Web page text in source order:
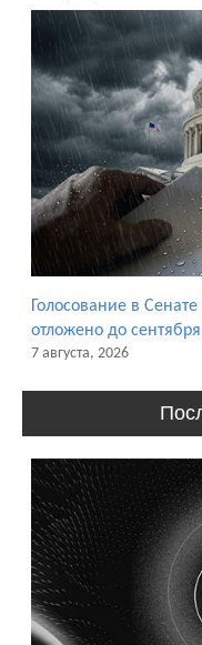
Голосование в
отложено до сентября
7 августа, 2026